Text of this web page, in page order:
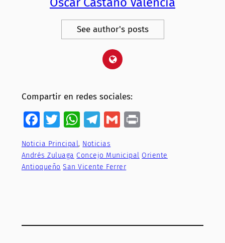
See author's posts
Compartir en redes sociales:
Facebook
Twitter
WhatsApp
Telegram
GmailPrint
Noticia Principal, Noticias
Andrés Zuluaga Concejo Municipal Oriente
Antioqueño San Vicente Ferrer